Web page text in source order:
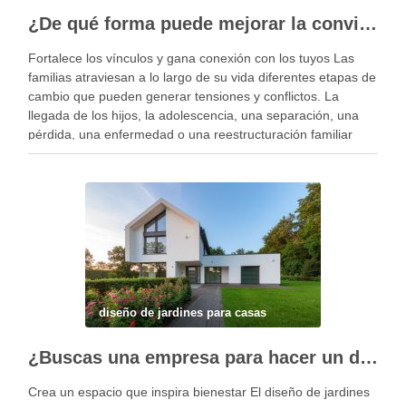
¿De qué forma puede mejorar la convivencia la terapia familiar?
Fortalece los vínculos y gana conexión con los tuyos Las
familias atraviesan a lo largo de su vida diferentes etapas de
cambio que pueden generar tensiones y conflictos. La
llegada de los hijos, la adolescencia, una separación, una
pérdida, una enfermedad o una reestructuración familiar
pueden alterar el equilibrio del …
diseño de jardines para casas
¿Buscas una empresa para hacer un diseño profesional de jardines en tu casa?
Crea un espacio que inspira bienestar El diseño de jardines